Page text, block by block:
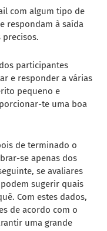
com algum tipo de
respondam à saída
participantes
e responder a várias
pequeno e
te uma boa
de terminado o
se apenas dos
se avaliares
sugerir quais
Com estes dados,
de acordo com o
uma grande